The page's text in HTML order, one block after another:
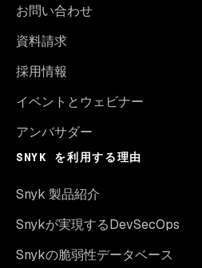
お問い合わせ
資料請求
採用情報
イベントとウェビナー
アンバサダー
SNYK を利用する理由
Snyk 製品紹介
Snykが実現するDevSecOps
Snykの脆弱性データベース